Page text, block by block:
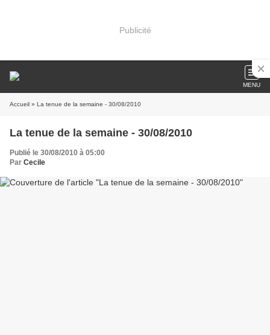
Publicité
MENU
Accueil » La tenue de la semaine - 30/08/2010
La tenue de la semaine - 30/08/2010
Publié le 30/08/2010 à 05:00
Par Cecile